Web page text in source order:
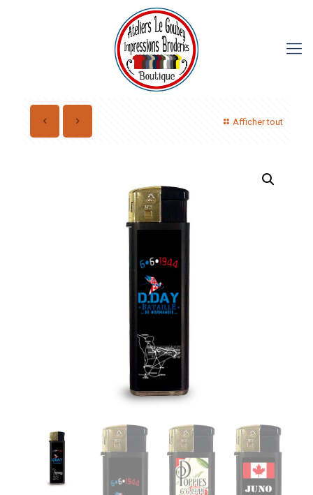
Afficher tout